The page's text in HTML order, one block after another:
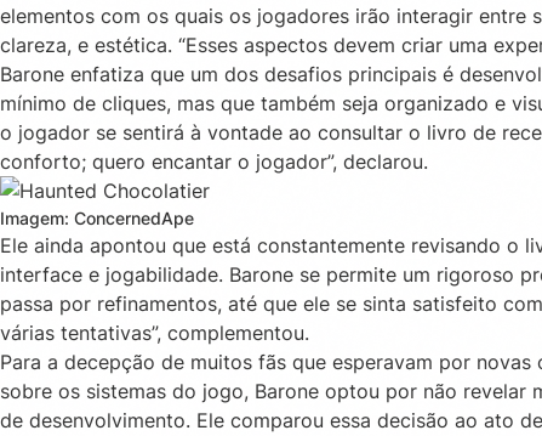
elementos com os quais os jogadores irão interagir entre
clareza, e estética. “Esses aspectos devem criar uma
Barone enfatiza que um dos desafios principais é
mínimo de cliques, mas que também seja organizado e
o jogador se sentirá à vontade ao consultar o livro de
conforto; quero encantar o jogador”, declarou.
Imagem: ConcernedApe
Ele ainda apontou que está constantemente revisando o
interface e jogabilidade. Barone se permite um rigoroso
passa por refinamentos, até que ele se sinta satisfeito
várias tentativas”, complementou.
Para a decepção de muitos fãs que esperavam por
sobre os sistemas do jogo, Barone optou por não revelar
de desenvolvimento. Ele comparou essa decisão ao ato